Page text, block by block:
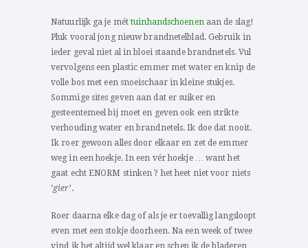
Natuurlijk ga je méttuinhandschoenenaan de slag!
Pluk vooraljong nieuw brandnetelblad. Gebruik in
ieder gevalniet al in bloei staande brandnetels. Vul
vervolgens een plastic emmer met water en knip de
volle bos met een snoeischaar in kleine stukjes.
Sommige sites geven aan dat er suiker en
gesteentemeel bij moet en geven ook een strikte
verhouding water en brandnetels. Ik doe dat nooit.
Ik roer gewoon alles door elkaar en zet de emmer
weg in een hoekje. In een vér hoekje … want het
gaat echt ENORM stinken ? het heet niet voor niets
‘gier’.
Roer daarna elke dag of als je er toevallig langsloopt
even met een stokje doorheen. Na een week of twee